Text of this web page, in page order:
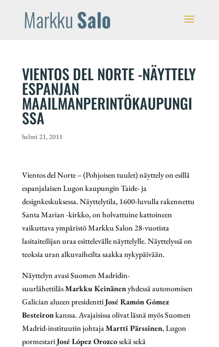
VIENTOS DEL NORTE -NÄYTTELY
ESPANJAN
MAAILMANPERINTÖKAUPUNGI
SSA
helmi 21, 2011
Vientos del Norte – (Pohjoisen tuulet) näyttely on esillä
espanjalaisen Lugon kaupungin Taide- ja
designkeskuksessa. Näyttelytila, 1600-luvulla rakennettu
Santa Marian -kirkko, on holvattuine kattoineen
vaikuttava ympäristö Markku Salon 28-vuotista
lasitaiteilijan uraa esittelevälle näyttelylle. Näyttelyssä on
teoksia uran alkuvaiheilta saakka nykypäivään.
Näyttelyn avasi Suomen Madridin-
suurlähettiläsMarkku Keinänenyhdessä autonomisen
Galician alueen presidenttiJosé Ramón Gómez
Besteironkanssa. Avajaisissa olivat läsnä myös Suomen
Madrid-instituutin johtajaMartti Pärssinen, Lugon
pormestariJosé López Orozcosekä sekä